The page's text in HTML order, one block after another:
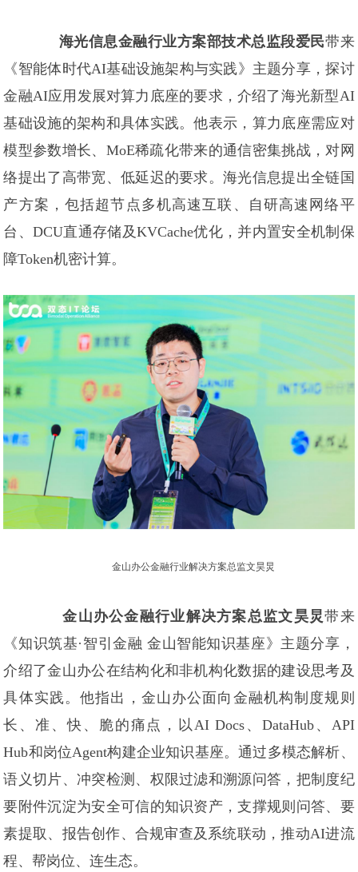
海光信息金融行业方案部技术总监段爱民带来
《智能体时代AI基础设施架构与实践》主题分享，探讨
金融AI应用发展对算力底座的要求，介绍了海光新型AI
基础设施的架构和具体实践。他表示，算力底座需应对
模型参数增长、MoE稀疏化带来的通信密集挑战，对网
络提出了高带宽、低延迟的要求。海光信息提出全链国
产方案，包括超节点多机高速互联、自研高速网络平
台、DCU直通存储及KVCache优化，并内置安全机制保
障Token机密计算。
金山办公金融行业解决方案总监文昊炅
金山办公金融行业解决方案总监文昊炅带来
《知识筑基·智引金融 金山智能知识基座》主题分享，
介绍了金山办公在结构化和非机构化数据的建设思考及
具体实践。他指出，金山办公面向金融机构制度规则
长、准、快、脆的痛点，以AI Docs、DataHub、API
Hub和岗位Agent构建企业知识基座。通过多模态解析、
语义切片、冲突检测、权限过滤和溯源问答，把制度纪
要附件沉淀为安全可信的知识资产，支撑规则问答、要
素提取、报告创作、合规审查及系统联动，推动AI进流
程、帮岗位、连生态。